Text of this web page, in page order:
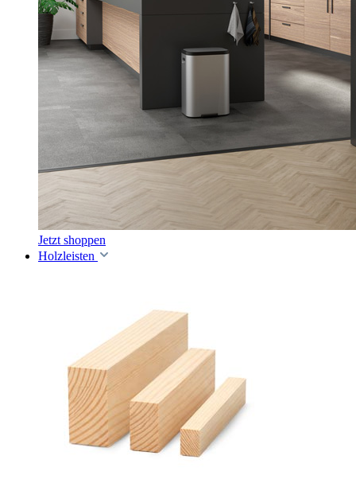
Jetzt shoppen
Holzleisten